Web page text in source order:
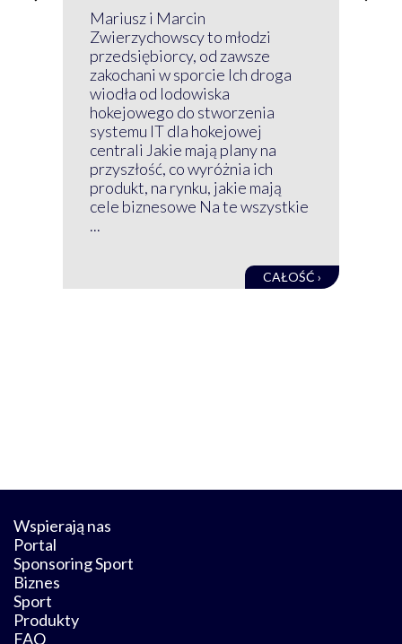
Mariusz i Marcin
Zwierzychowscy to młodzi
przedsiębiorcy, od zawsze
zakochani w sporcie Ich droga
wiodła od lodowiska
hokejowego do stworzenia
systemu IT dla hokejowej
centrali Jakie mają plany na
przyszłość, co wyróżnia ich
produkt, na rynku, jakie mają
cele biznesowe Na te wszystkie
...
CAŁOŚĆ ›
Wspierają nas
Portal
Sponsoring Sport
Biznes
Sport
Produkty
FAQ